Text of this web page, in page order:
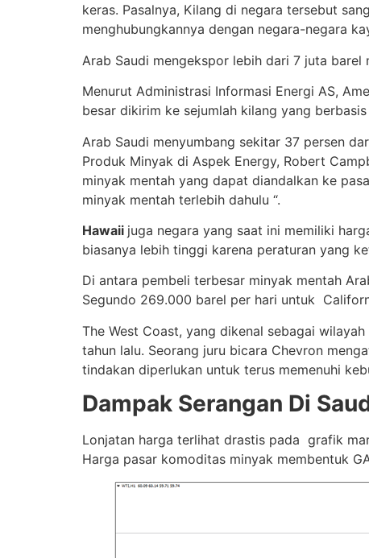
keras. Pasalnya, Kilang di negara tersebut
menghubungkannya dengan negara-negara
Arab Saudi mengekspor lebih dari 7 juta
Menurut Administrasi Informasi Energi AS,
besar dikirim ke sejumlah kilang yang
Arab Saudi menyumbang sekitar 37 persen
Produk Minyak di Aspek Energy, Robert
minyak mentah yang dapat diandalkan ke
minyak mentah terlebih dahulu “.
Hawaii juga negara yang saat ini memiliki
biasanya lebih tinggi karena peraturan yang
Di antara pembeli terbesar minyak mentah
Segundo 269.000 barel per hari untuk
The West Coast, yang dikenal sebagai
tahun lalu. Seorang juru bicara Chevron
tindakan diperlukan untuk terus memenuhi
Dampak Serangan Di
Lonjatan harga terlihat drastis pada grafik
Harga pasar komoditas minyak membentuk